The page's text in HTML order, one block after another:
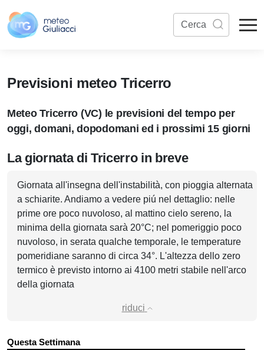
Previsioni meteo Tricerro
Meteo Tricerro (VC) le previsioni del tempo per
oggi, domani, dopodomani ed i prossimi 15 giorni
La giornata di Tricerro in breve
Giornata all'insegna dell'instabilità, con pioggia alternata
a schiarite. Andiamo a vedere piú nel dettaglio: nelle
prime ore poco nuvoloso, al mattino cielo sereno, la
minima della giornata sarà 20°C; nel pomeriggio poco
nuvoloso, in serata qualche temporale, le temperature
pomeridiane saranno di circa 34°. L'altezza dello zero
termico è previsto intorno ai 4100 metri stabile nell'arco
della giornata
riduci
Questa Settimana